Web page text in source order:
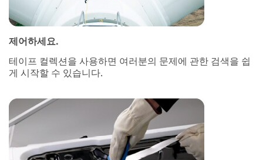
제어하세요.
테이프 컬렉션을 사용하면 여러분의 문제에 관한 검색을 쉽
게 시작할 수 있습니다.